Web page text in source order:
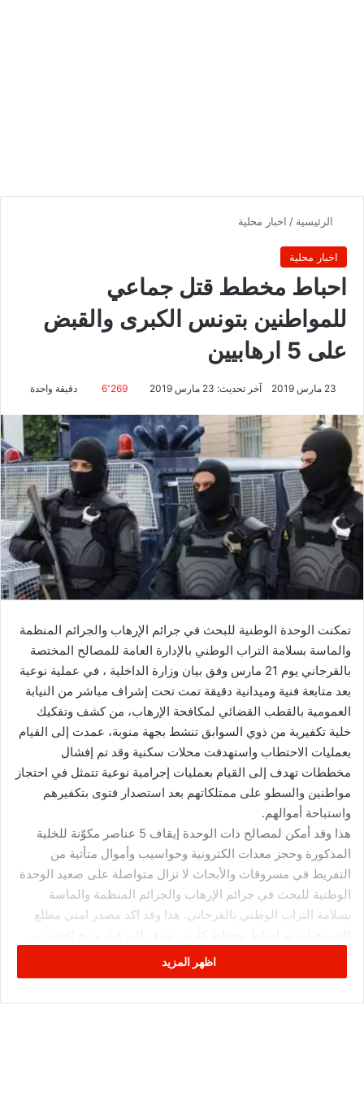
الرئيسية / اخبار محلية
اخبار محلية
احباط مخطط قتل جماعي
للمواطنين بتونس الكبرى والقبض
على 5 ارهابيين
23 مارس 2019 آخر تحديث: 23 مارس 2019 6٬269 دقيقة واحدة
تمكنت الوحدة الوطنية للبحث في جرائم الإرهاب والجرائم المنظمة
والماسة بسلامة التراب الوطني بالإدارة العامة للمصالح المختصة
بالقرجاني يوم 21 مارس وفق بيان وزارة الداخلية ، في عملية نوعية
بعد متابعة فنية وميدانية دقيقة تمت تحت إشراف مباشر من النيابة
العمومية بالقطب القضائي لمكافحة الإرهاب، من كشف وتفكيك
خلية تكفيرية من ذوي السوابق تنشط بجهة منوبة، عمدت إلى القيام
بعمليات الاحتطاب واستهدفت محلات سكنية وقد تم إفشال
مخططات تهدف إلى القيام بعمليات إجرامية نوعية تتمثل في احتجاز
مواطنين والسطو على ممتلكاتهم بعد استصدار فتوى بتكفيرهم
واستباحة أموالهم.
هذا وقد أمكن لمصالح ذات الوحدة إيقاف 5 عناصر مكوّنة للخلية
المذكورة وحجز معدات الكترونية وحواسيب وأموال متأتية من
التفريط في مسروقات والأبحاث لا تزال متواصلة على صعيد الوحدة
الوطنية للبحث في جرائم الإرهاب والجرائم المنظمة والماسة
بسلامة التراب الوطني بالقرجاني. هذا وقد اكد مصدر امني مطلع
المواطنين الأبرياء واستباحة ممتاكاتهم واهدار دمائهم.
اظهر المزيد